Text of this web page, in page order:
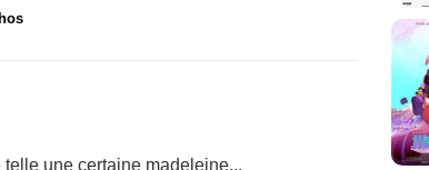
une certaine madeleine...